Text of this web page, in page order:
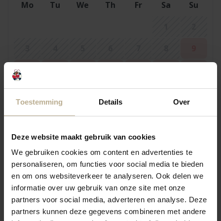
Toestemming Details Over
Deze website maakt gebruik van cookies
We gebruiken cookies om content en advertenties te
personaliseren, om functies voor social media te bieden
en om ons websiteverkeer te analyseren. Ook delen we
informatie over uw gebruik van onze site met onze
partners voor social media, adverteren en analyse. Deze
partners kunnen deze gegevens combineren met andere
Mo Tu We Th Fr Sa
Su
17
18 19 20 21 22
23
24
25 26 27 28 29
30
31
September 2026
Mo Tu We Th Fr Sa
1
2 3 4 5 6